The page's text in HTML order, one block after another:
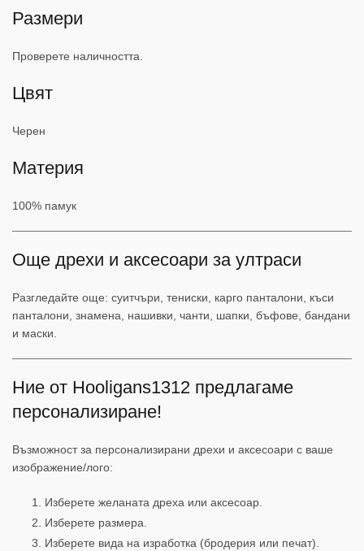
Размери
Проверете наличността.
Цвят
Черен
Материя
100% памук
Още дрехи и аксесоари за ултраси
Разгледайте още: суитчъри, тениски, карго панталони, къси
панталони, знамена, нашивки, чанти, шапки, бъфове, бандани
и маски.
Ние от Hooligans1312 предлагаме
персонализиране!
Възможност за персонализирани дрехи и аксесоари с ваше
изображение/лого:
Изберете желаната дреха или аксесоар.
Изберете размера.
Изберете вида на изработка (бродерия или печат).